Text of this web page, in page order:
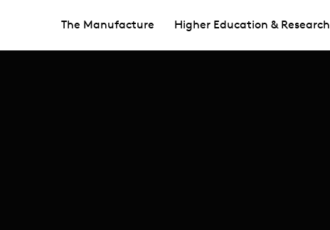
The Manufacture Higher Education & Research